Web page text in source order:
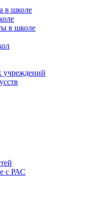
в школе
в школе
учреждений
с РАС